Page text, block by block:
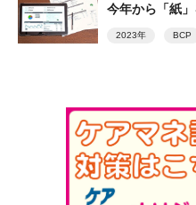
今年から「紙
2023年 BCP